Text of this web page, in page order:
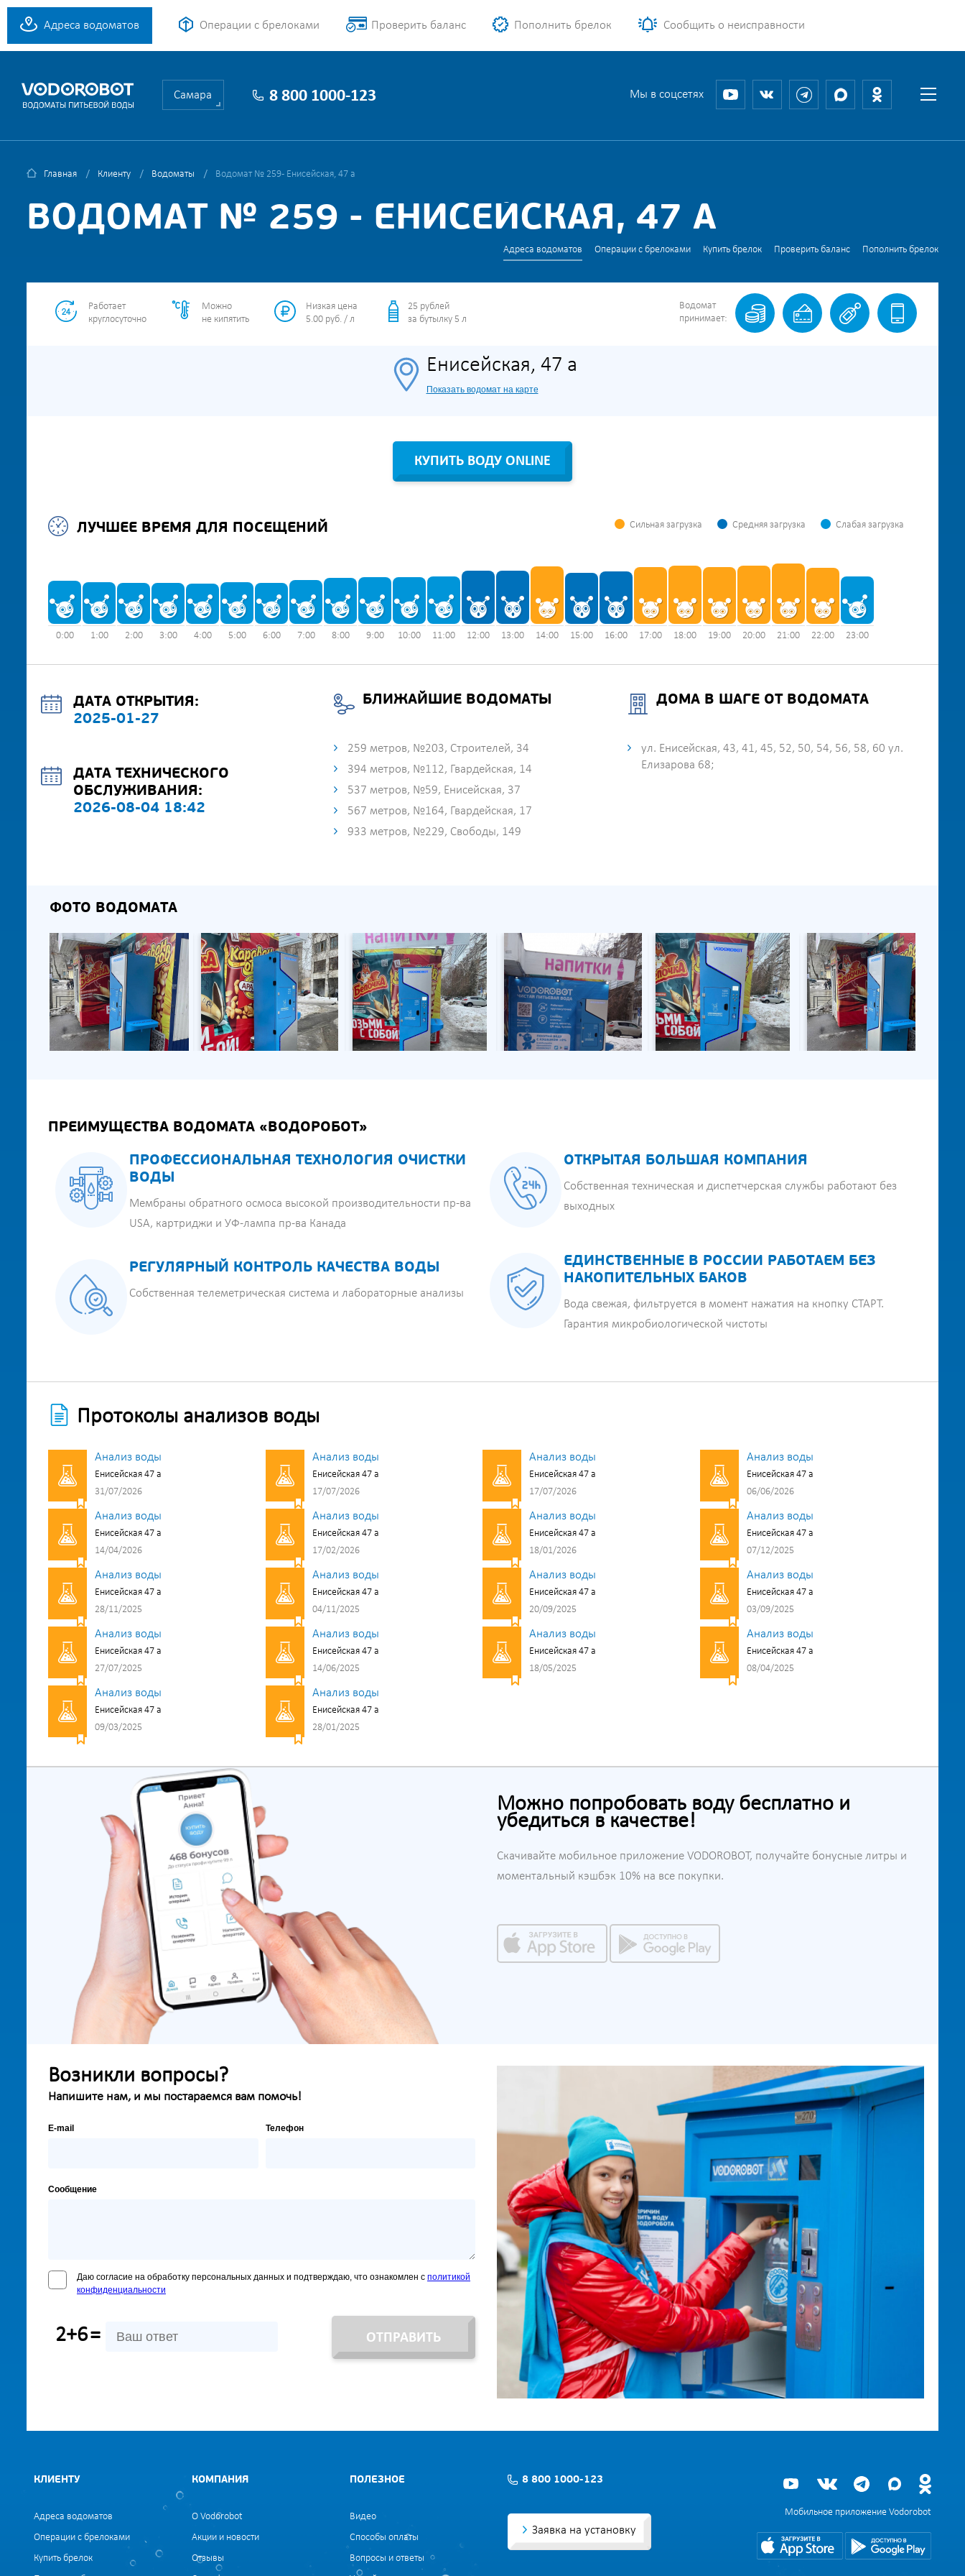
Адреса водоматов Операции с брелоками Проверить баланс Пополнить брелок Сообщить о неисправности
Самара 8 800 1000-123 Мы в соцсетях
Главная Клиенту Водоматы Водомат № 259 - Енисейская, 47 а
ВОДОМАТ № 259 - ЕНИСЕЙСКАЯ, 47 А
Адреса водоматов Операции с брелоками Купить брелок Проверить баланс Пополнить брелок
Работает
круглосуточно
Можно
не кипятить
Низкая цена
5.00 руб. / л
25 рублей
за бутылку 5 л
Водомат
принимает:
Енисейская, 47 а
Показать водомат на карте
КУПИТЬ ВОДУ ONLINE
ЛУЧШЕЕ ВРЕМЯ ДЛЯ ПОСЕЩЕНИЙ Сильная загрузка Средняя загрузка Слабая загрузка
0:00 1:00 2:00 3:00 4:00 5:00 6:00 7:00 8:00 9:00 10:00 11:00 12:00 13:00 14:00 15:00 16:00 17:00 18:00 19:00 20:00 21:00 22:00 23:00
ДАТА ОТКРЫТИЯ:
2025-01-27
ДАТА ТЕХНИЧЕСКОГО
ОБСЛУЖИВАНИЯ:
2026-08-04 18:42
БЛИЖАЙШИЕ ВОДОМАТЫ
259 метров, №203, Строителей, 34
394 метров, №112, Гвардейская, 14
537 метров, №59, Енисейская, 37
567 метров, №164, Гвардейская, 17
933 метров, №229, Свободы, 149
ДОМА В ШАГЕ ОТ ВОДОМАТА
ул. Енисейская, 43, 41, 45, 52, 50, 54, 56, 58, 60 ул.
Елизарова 68;
ФОТО ВОДОМАТА
ПРЕИМУЩЕСТВА ВОДОМАТА «ВОДОРОБОТ»
ПРОФЕССИОНАЛЬНАЯ ТЕХНОЛОГИЯ ОЧИСТКИ
ВОДЫ
Мембраны обратного осмоса высокой производительности пр-ва
USA, картриджи и УФ-лампа пр-ва Канада
РЕГУЛЯРНЫЙ КОНТРОЛЬ КАЧЕСТВА ВОДЫ
Собственная телеметрическая система и лабораторные анализы
ОТКРЫТАЯ БОЛЬШАЯ КОМПАНИЯ
Собственная техническая и диспетчерская службы работают без
выходных
ЕДИНСТВЕННЫЕ В РОССИИ РАБОТАЕМ БЕЗ
НАКОПИТЕЛЬНЫХ БАКОВ
Вода свежая, фильтруется в момент нажатия на кнопку СТАРТ.
Гарантия микробиологической чистоты
Протоколы анализов воды
Анализ воды
Енисейская 47 а
31/07/2026
Анализ воды
Енисейская 47 а
17/07/2026
Анализ воды
Енисейская 47 а
17/07/2026
Анализ воды
Енисейская 47 а
06/06/2026
Анализ воды
Енисейская 47 а
14/04/2026
Анализ воды
Енисейская 47 а
17/02/2026
Анализ воды
Енисейская 47 а
18/01/2026
Анализ воды
Енисейская 47 а
07/12/2025
Анализ воды
Енисейская 47 а
28/11/2025
Анализ воды
Енисейская 47 а
04/11/2025
Анализ воды
Енисейская 47 а
20/09/2025
Анализ воды
Енисейская 47 а
03/09/2025
Анализ воды
Енисейская 47 а
27/07/2025
Анализ воды
Енисейская 47 а
14/06/2025
Анализ воды
Енисейская 47 а
18/05/2025
Анализ воды
Енисейская 47 а
08/04/2025
Анализ воды
Енисейская 47 а
09/03/2025
Анализ воды
Енисейская 47 а
28/01/2025
Можно попробовать воду бесплатно и
убедиться в качестве!
Скачивайте мобильное приложение VODOROBOT, получайте бонусные литры и
моментальный кэшбэк 10% на все покупки.
Возникли вопросы?
Напишите нам, и мы постараемся вам помочь!
E-mail Телефон
Сообщение
Даю согласие на обработку персональных данных и подтверждаю, что ознакомлен с политикой
конфиденциальности
2+6= ОТПРАВИТЬ
КЛИЕНТУ
Адреса водоматов
Операции с брелоками
Купить брелок
КОМПАНИЯ
О Vodorobot
Акции и новости
Отзывы
ПОЛЕЗНОЕ
Видео
Способы оплаты
Вопросы и ответы
8 800 1000-123
Заявка на установку
Мобильное приложение Vodorobot